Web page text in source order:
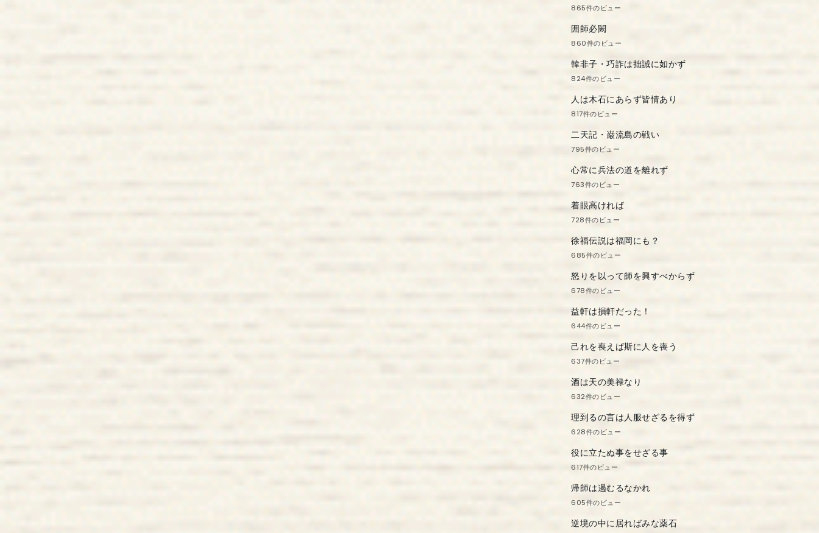
865件のビュー
囲師必闕
860件のビュー
韓非子・巧詐は拙誠に如かず
824件のビュー
人は木石にあらず皆情あり
817件のビュー
二天記・巌流島の戦い
795件のビュー
心常に兵法の道を離れず
763件のビュー
着眼高ければ
728件のビュー
徐福伝説は福岡にも？
685件のビュー
怒りを以って師を興すべからず
678件のビュー
益軒は損軒だった！
644件のビュー
己れを喪えば斯に人を喪う
637件のビュー
酒は天の美禄なり
632件のビュー
理到るの言は人服せざるを得ず
628件のビュー
役に立たぬ事をせざる事
617件のビュー
帰師は遏むるなかれ
605件のビュー
逆境の中に居ればみな薬石